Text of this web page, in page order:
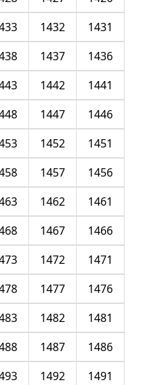
1431
1432
1436
1437
1441
1442
1446
1447
1451
1452
1456
1457
1461
1462
1466
1467
1471
1472
1476
1477
1481
1482
1486
1487
1491
1492